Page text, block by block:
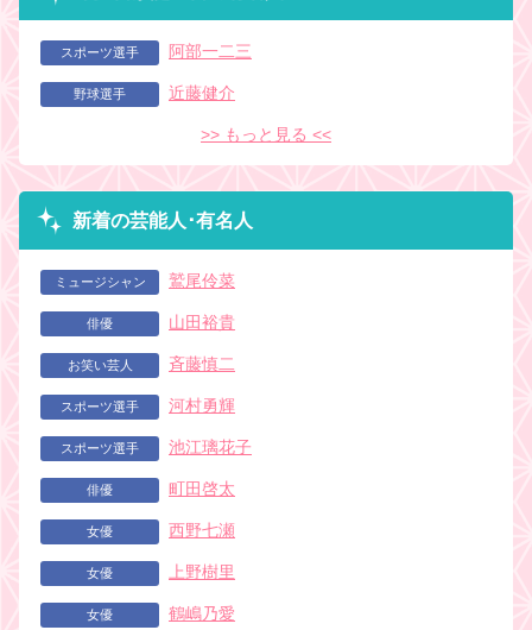
スポーツ選手 阿部一二三
野球選手 近藤健介
>> もっと見る <<
新着の芸能人･有名人
ミュージシャン 鷲尾伶菜
俳優 山田裕貴
お笑い芸人 斉藤慎二
スポーツ選手 河村勇輝
スポーツ選手 池江璃花子
俳優 町田啓太
女優 西野七瀬
女優 上野樹里
女優 鶴嶋乃愛